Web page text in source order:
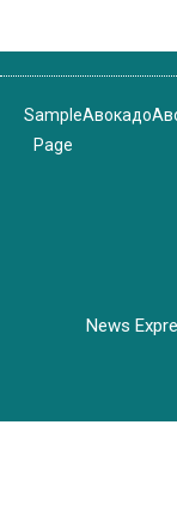
Sample
Page
Авокадо
News